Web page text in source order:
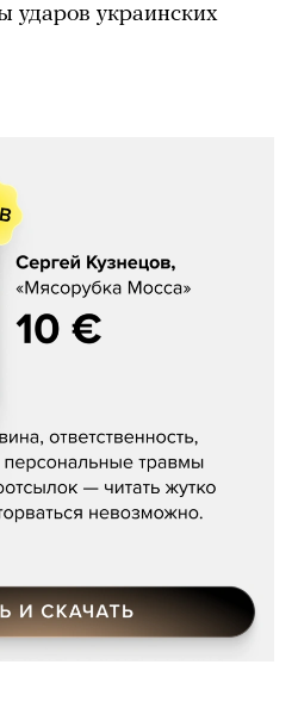
ударов украинских
«Мясорубка